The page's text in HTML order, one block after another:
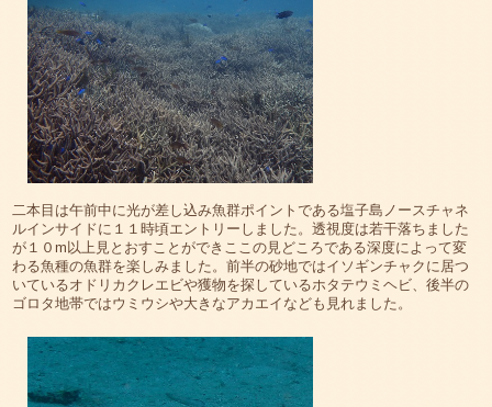
二本目は午前中に光が差し込み魚群ポイントである塩子島ノースチャネ
ルインサイドに１１時頃エントリーしました。透視度は若干落ちました
が１０m以上見とおすことができここの見どころである深度によって変
わる魚種の魚群を楽しみました。前半の砂地ではイソギンチャクに居つ
いているオドリカクレエビや獲物を探しているホタテウミヘビ、後半の
ゴロタ地帯ではウミウシや大きなアカエイなども見れました。